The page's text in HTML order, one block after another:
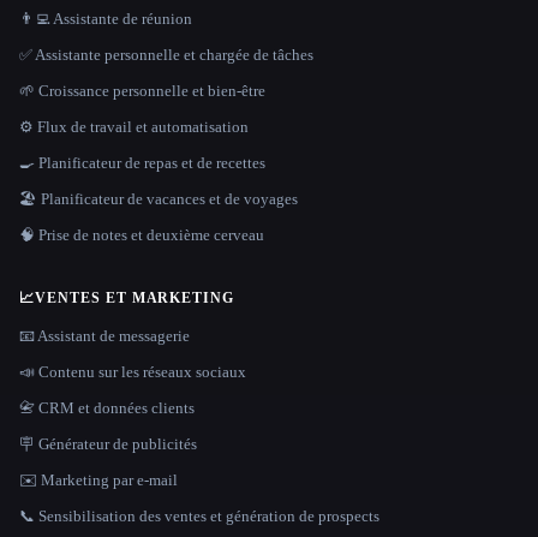
👨‍💻 Assistante de réunion
✅ Assistante personnelle et chargée de tâches
🌱 Croissance personnelle et bien-être
⚙️ Flux de travail et automatisation
🍳 Planificateur de repas et de recettes
🏖 Planificateur de vacances et de voyages
🧠 Prise de notes et deuxième cerveau
📈VENTES ET MARKETING
📧 Assistant de messagerie
📣 Contenu sur les réseaux sociaux
📇 CRM et données clients
🪧 Générateur de publicités
✉️ Marketing par e-mail
📞 Sensibilisation des ventes et génération de prospects